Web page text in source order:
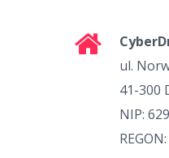
ul.
41-300
NIP: